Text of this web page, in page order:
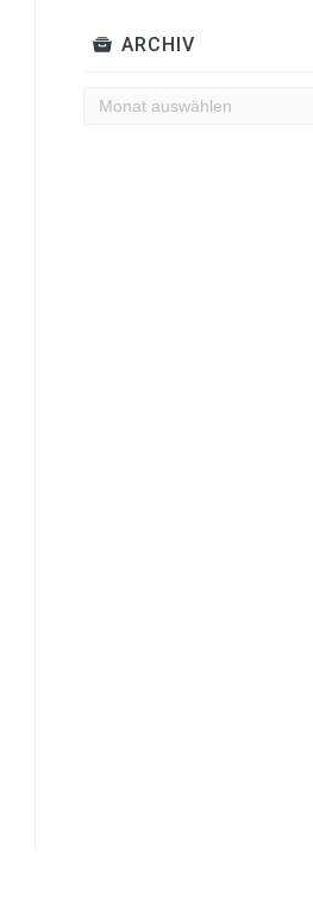
ARCHIV
Archiv